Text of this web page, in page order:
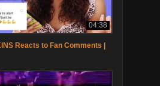
04:38
Reacts to Fan Comments |